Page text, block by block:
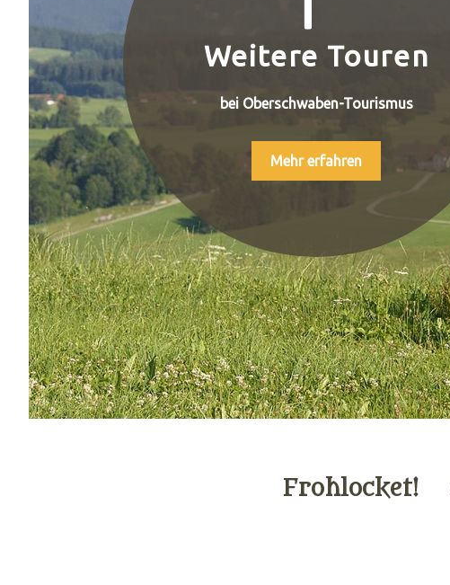
Weitere Touren
bei Oberschwaben-Tourismus
Mehr erfahren
Frohlocket!